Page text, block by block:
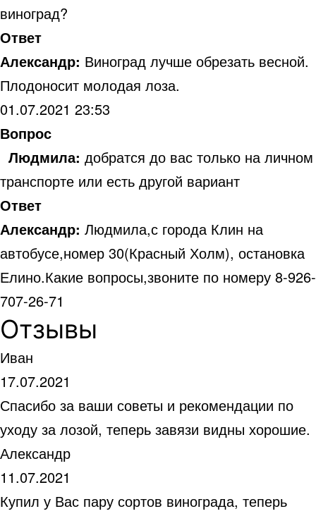
виноград?
Ответ
Александр: Виноград лучше обрезать весной.
Плодоносит молодая лоза.
01.07.2021 23:53
Вопрос
Людмила: добратся до вас только на личном
транспорте или есть другой вариант
Ответ
Александр: Людмила,с города Клин на
автобусе,номер 30(Красный Холм), остановка
Елино.Какие вопросы,звоните по номеру 8-926-
707-26-71
Отзывы
Иван
17.07.2021
Спасибо за ваши советы и рекомендации по
уходу за лозой, теперь завязи видны хорошие.
Александр
11.07.2021
Купил у Вас пару сортов винограда, теперь